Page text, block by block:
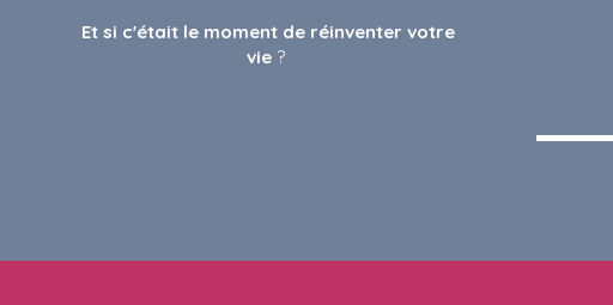
Et si c'était le moment de réinventer votre
vie ?